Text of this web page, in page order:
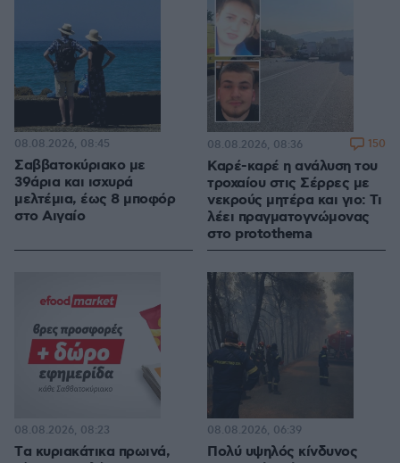
Σαββατοκύριακο με
39άρια και ισχυρά
μελτέμια, έως 8 μποφόρ
στο Αιγαίο
08.08.2026, 08:45
Καρέ-καρέ η ανάλυση του
τροχαίου στις Σέρρες με
νεκρούς μητέρα και γιο: Τι
λέει πραγματογνώμονας
στο protothema
08.08.2026, 08:36 150
Tα κυριακάτικα πρωινά,
08.08.2026, 08:23
Πολύ υψηλός κίνδυνος
08.08.2026, 06:39